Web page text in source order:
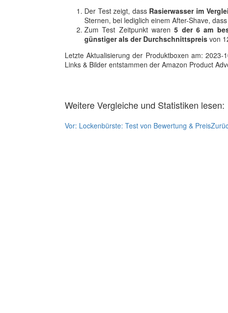
Der Test zeigt, dass Rasierwasser im
Sternen, bei lediglich einem After-Shave,
Zum Test Zeitpunkt waren5 der 6 am
günstiger als der Durchschnittspreis von
Letzte Aktualisierung der Produktboxen am:
Links & Bilder entstammen der Amazon Product
Weitere Vergleiche und Statistiken lesen:
Vor: Lockenbürste: Test von Bewertung & Preis